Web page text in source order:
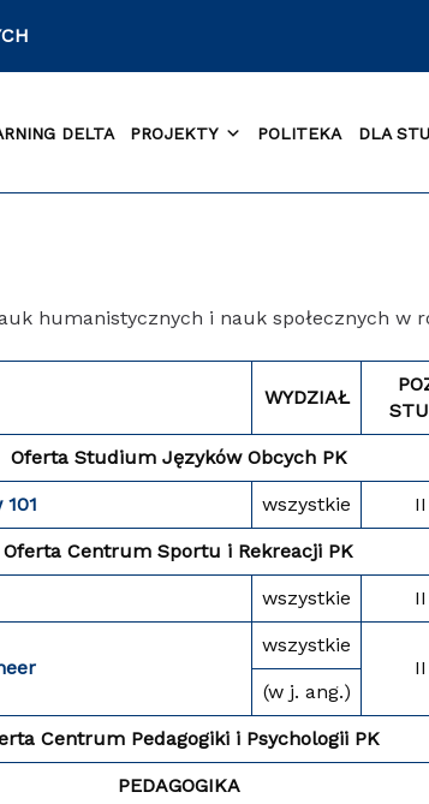
DELTA PROJEKTY POLITEKA DLA
humanistycznych i nauk społecznych w
WYDZIAŁ
Oferta Studium Języków Obcych PK
wszystkie
Oferta Centrum Sportu i Rekreacji PK
wszystkie
wszystkie
(w j. ang.)
Centrum Pedagogiki i Psychologii PK
PEDAGOGIKA